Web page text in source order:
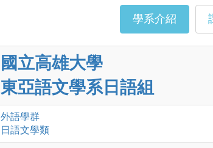
學系介紹
國立高雄大學
東亞語文學系日語組
外語學群
日語文學類